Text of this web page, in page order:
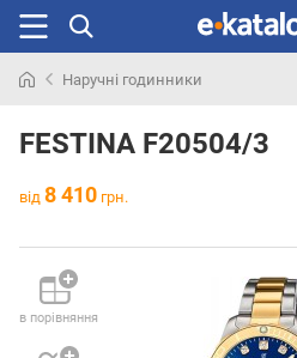
раніше
Наручні годинники
FESTINA F20504/3
від 8 410 грн.
в порівняння